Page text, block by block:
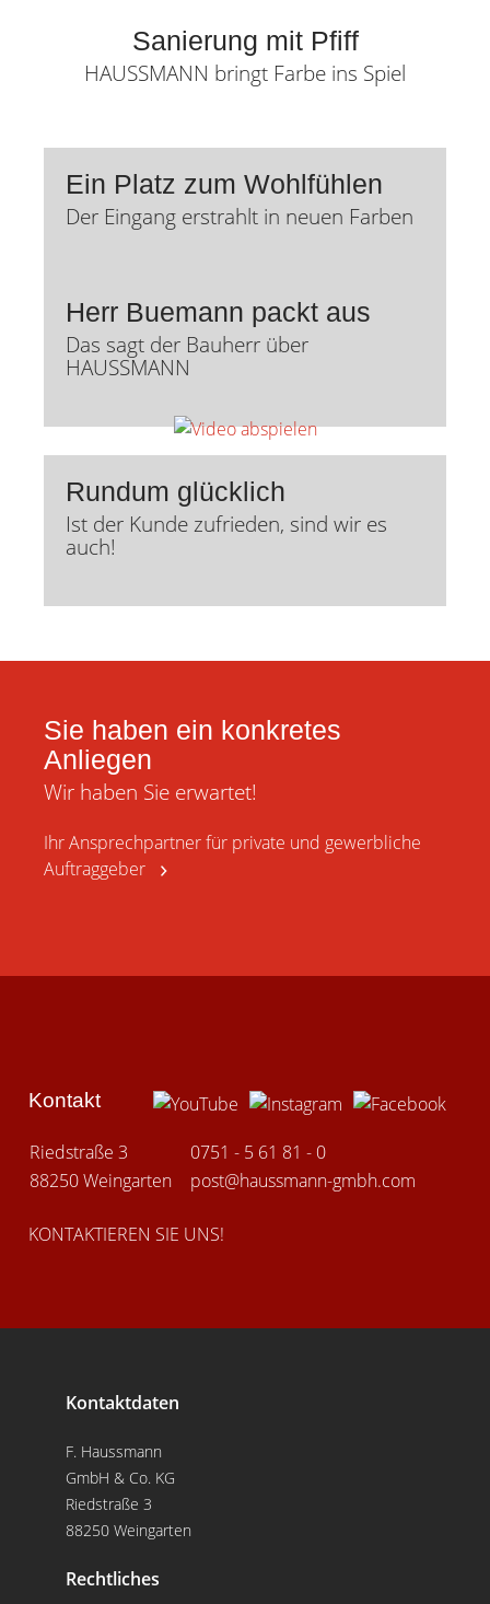
Sanierung mit Pfiff
HAUSSMANN bringt Farbe ins Spiel
Ein Platz zum Wohlfühlen
Der Eingang erstrahlt in neuen Farben
Herr Buemann packt aus
Das sagt der Bauherr über
HAUSSMANN
Rundum glücklich
Ist der Kunde zufrieden, sind wir es
auch!
Sie haben ein konkretes
Anliegen
Wir haben Sie erwartet!
Ihr Ansprechpartner für private und gewerbliche
Auftraggeber
Kontakt
Riedstraße 3
0751 - 5 61 81 - 0
88250 Weingarten
post@haussmann-gmbh.com
KONTAKTIEREN SIE UNS!
Kontaktdaten
F. Haussmann
GmbH & Co. KG
Riedstraße 3
88250 Weingarten
Rechtliches